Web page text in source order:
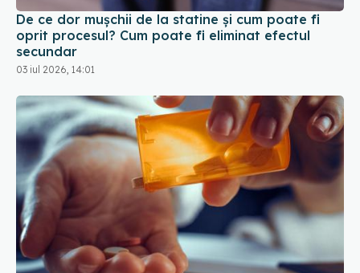
03 iul 2026, 14:01
Canicula afectează medicamentele pentru
tensiune și inimă. Avertisment important pentru
milioane de pacienți